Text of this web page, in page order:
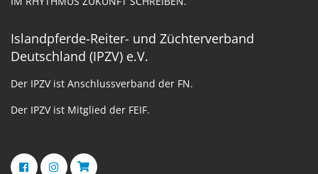
Islandpferde-Reiter- und Züchterverband
Deutschland (IPZV) e.V.
Der IPZV ist Anschlussverband der FN.
Der IPZV ist Mitglied der FEIF.